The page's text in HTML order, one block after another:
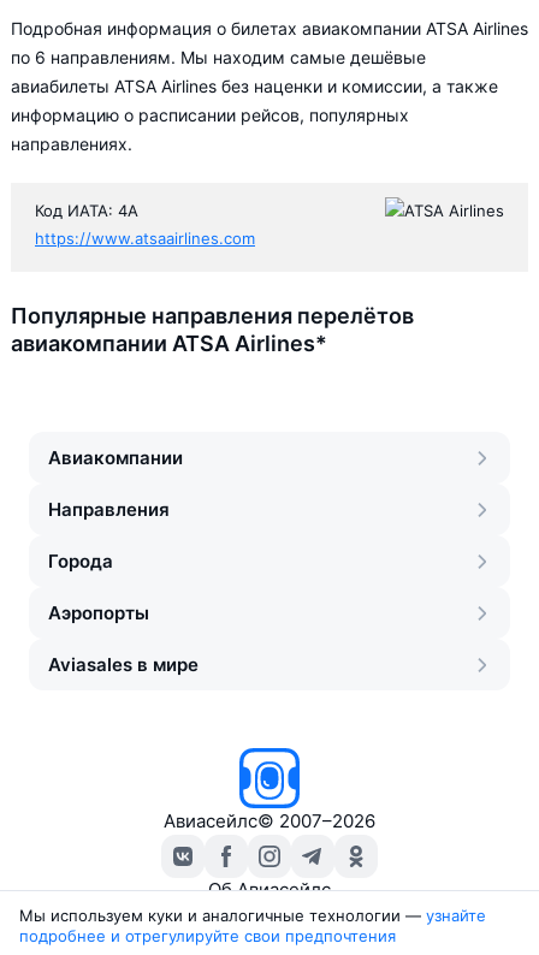
Подробная информация о билетах авиакомпании ATSA Airlines
по 6 направлениям. Мы находим самые дешёвые
авиабилеты ATSA Airlines без наценки и комиссии, а также
информацию о расписании рейсов, популярных
направлениях.
Код ИАТА: 4A
https://www.atsaairlines.com
Популярные направления перелётов
авиакомпании ATSA Airlines*
Авиакомпании
Направления
Города
Аэропорты
Aviasales в мире
Авиасейлс© 2007–2026
Об Авиасейлс
Пресс‑центр
Travelpayouts
Мы используем куки и аналогичные технологии — узнайте
подробнее и отрегулируйте свои предпочтения